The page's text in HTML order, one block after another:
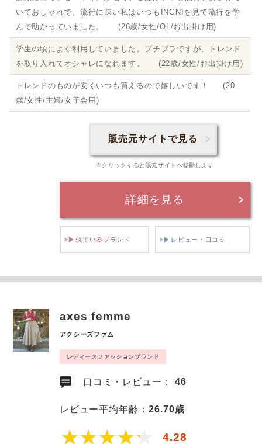
いておしゃれで、流行に疎い私はいつもINGNIを見て流行を学
んで助かっていました。 (26歳/女性/OL/お出掛け用)
学生の頃によく利用していました。プチプラですが、トレンド
を取り入れてオシャレになれます。 (22歳/女性/お出掛け用)
トレンドのものが安くいつも買えるので嬉しいです！ (20
歳/女性/主婦/女子会用)
販売元サイトで見る
※クリックすると販売サイトへ移動します
詳細を見る
似ているブランド レビュー・口コミ
axes femme
アクシーズファム
レディースファッションブランド
口コミ・レビュー：46
レビュー平均年齢：26.70歳
4.28